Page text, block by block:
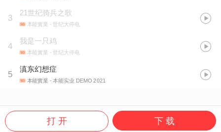
3
21世纪骑兵之歌
本能實業 - 世纪大停电
4
我是一只鸡
本能實業 - 世纪大停电
5
滇东幻想症
本能實業 - 本能实业 DEMO 2021
打 开 下 载